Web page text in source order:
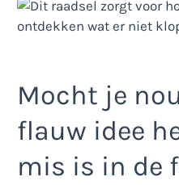
Mocht je
flauw idee
mis is in de